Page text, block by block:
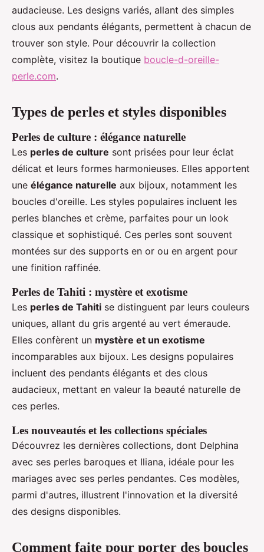
audacieuse. Les designs variés, allant des simples
clous aux pendants élégants, permettent à chacun de
trouver son style. Pour découvrir la collection
complète, visitez la boutique boucle-d-oreille-
perle.com.
Types de perles et styles disponibles
Perles de culture : élégance naturelle
Les perles de culture sont prisées pour leur éclat
délicat et leurs formes harmonieuses. Elles apportent
une élégance naturelle aux bijoux, notamment les
boucles d'oreille. Les styles populaires incluent les
perles blanches et crème, parfaites pour un look
classique et sophistiqué. Ces perles sont souvent
montées sur des supports en or ou en argent pour
une finition raffinée.
Perles de Tahiti : mystère et exotisme
Les perles de Tahiti se distinguent par leurs couleurs
uniques, allant du gris argenté au vert émeraude.
Elles confèrent un mystère et un exotisme
incomparables aux bijoux. Les designs populaires
incluent des pendants élégants et des clous
audacieux, mettant en valeur la beauté naturelle de
ces perles.
Les nouveautés et les collections spéciales
Découvrez les dernières collections, dont Delphina
avec ses perles baroques et Iliana, idéale pour les
mariages avec ses perles pendantes. Ces modèles,
parmi d'autres, illustrent l'innovation et la diversité
des designs disponibles.
Comment faite pour porter des boucles